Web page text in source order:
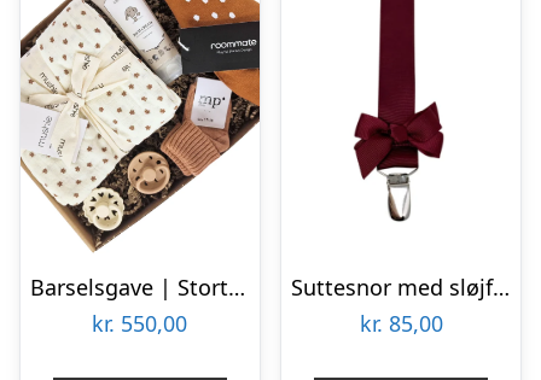
Barselsgave | Stort tillykke | Bjørn
kr. 550,00
Suttesnor med sløjfe, bordeaux – By Stær
kr. 85,00